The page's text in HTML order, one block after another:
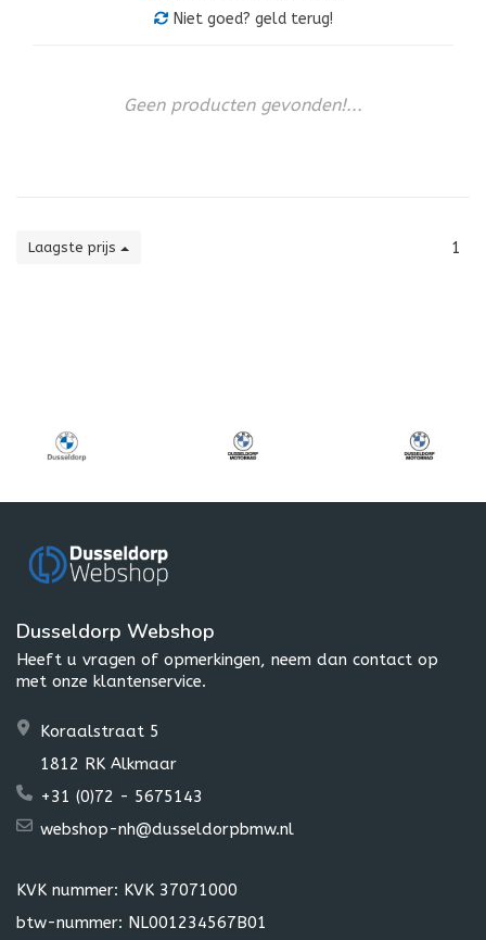
Niet goed? geld terug!
Geen producten gevonden!...
Laagste prijs 1
Dusseldorp Webshop
Heeft u vragen of opmerkingen, neem dan contact op
met onze klantenservice.
Koraalstraat 5
1812 RK Alkmaar
+31 (0)72 - 5675143
webshop-nh@dusseldorpbmw.nl
KVK nummer: KVK 37071000
btw-nummer: NL001234567B01